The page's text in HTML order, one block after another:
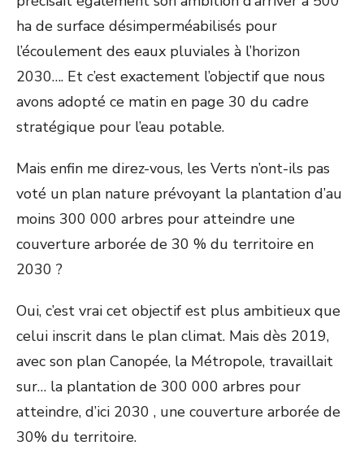
ha de surface désimperméabilisés pour
l’écoulement des eaux pluviales à l’horizon
2030…. Et c’est exactement l’objectif que nous
avons adopté ce matin en page 30 du cadre
stratégique pour l’eau potable.
Mais enfin me direz-vous, les Verts n’ont-ils pas
voté un plan nature prévoyant la plantation d’au
moins 300 000 arbres pour atteindre une
couverture arborée de 30 % du territoire en
2030 ?
Oui, c’est vrai cet objectif est plus ambitieux que
celui inscrit dans le plan climat. Mais dès 2019,
avec son plan Canopée, la Métropole, travaillait
sur… la plantation de 300 000 arbres pour
atteindre, d’ici 2030 , une couverture arborée de
30% du territoire.